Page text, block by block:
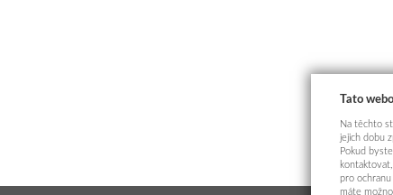
Tato
Na těchto
jejich dobu
Pokud
pro ochranu
máte